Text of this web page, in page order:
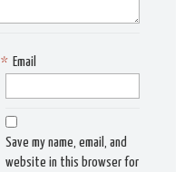
Email
*
Save my name, email, and
website in this browser for